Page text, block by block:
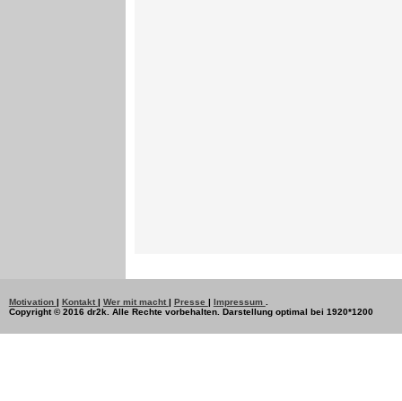
Motivation | Kontakt | Wer mit macht | Presse | Impressum
Copyright © 2016 dr2k. Alle Rechte vorbehalten. Darstellung optimal bei 1920*1200